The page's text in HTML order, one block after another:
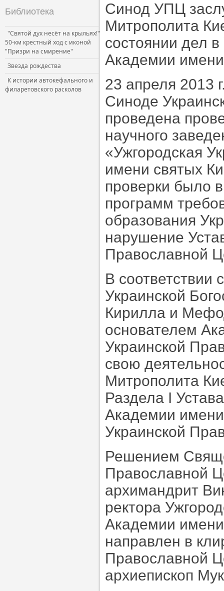
Библиотека
"Святой дух несёт на крыльях!"
50-км крестный ход с иконой
"Призри на смирение"
Звезда рождества
К истории автокефального и
филаретовского расколов
Синод УПЦ
Митрополита
состоянии дел
Академии
23 апреля 2013
Синоде
проведена
научного
«Ужгородская
имени святых
проверки было
программ
образования
нарушение
Православной
В соответствии
Украинской
Кирилла и
основателем
Украинской
свою
Митрополита
Раздела I
Академии
Украинской
Решением
Православной
архимандрит
ректора
Академии
направлен в
Православной
архиепископ